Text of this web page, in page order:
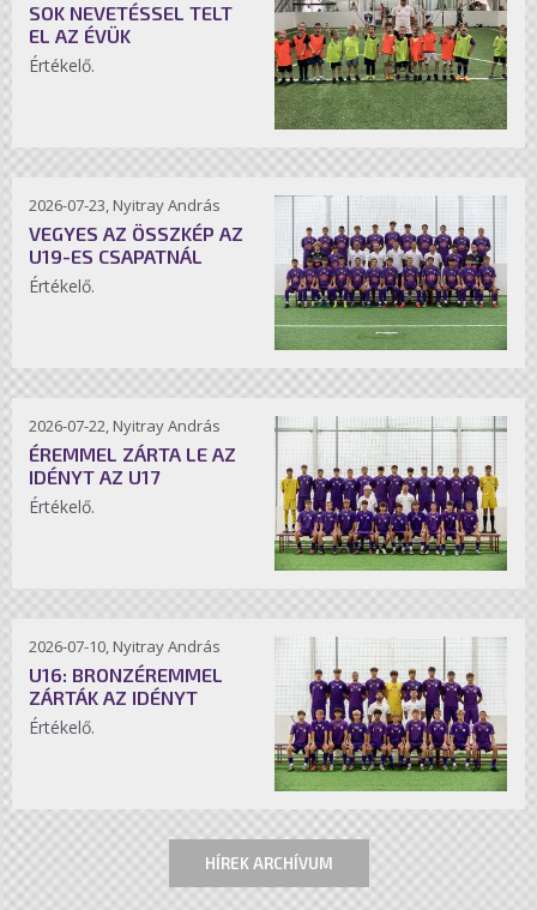
SOK NEVETÉSSEL TELT
EL AZ ÉVÜK
Értékelő.
2026-07-23, Nyitray András
VEGYES AZ ÖSSZKÉP AZ
U19-ES CSAPATNÁL
Értékelő.
2026-07-22, Nyitray András
ÉREMMEL ZÁRTA LE AZ
IDÉNYT AZ U17
Értékelő.
2026-07-10, Nyitray András
U16: BRONZÉREMMEL
ZÁRTÁK AZ IDÉNYT
Értékelő.
HÍREK ARCHÍVUM